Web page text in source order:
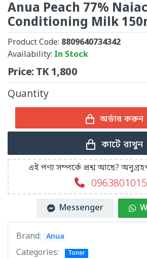
Anua Peach 77%
Conditioning Milk
Product Code: 8809640734342
Availability: In Stock
Price:TK1,800
Quantity
অর্ডার করুন
কার্টে রাখুন
এই পণ্য সম্পর্কে প্রশ্ন আছে?
Messenger
Brand: Anua
Categories: Toner